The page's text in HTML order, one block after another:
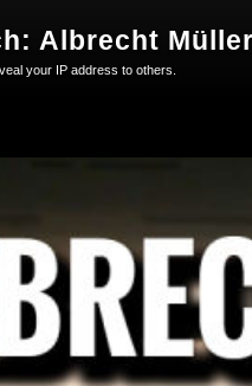
Albrecht
your IP address to others.